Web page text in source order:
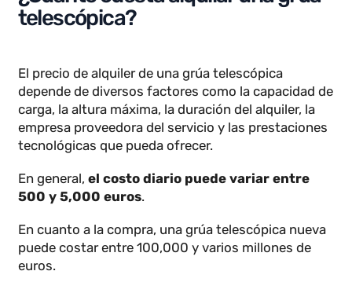
Por ello, es fundamental seguir las
especificaciones del fabricante
ella.
¿Cuánto cuesta alquilar una grúa
telescópica?
depende de diversos factores como la capacidad
carga, la altura máxima, la duración del alquiler, la
empresa proveedora del servicio y las prestaciones